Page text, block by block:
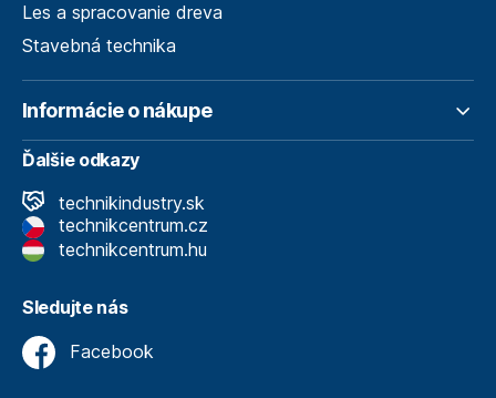
Les a spracovanie dreva
Stavebná technika
Informácie o nákupe
Ďalšie odkazy
technikindustry.sk
technikcentrum.cz
technikcentrum.hu
Sledujte nás
Facebook